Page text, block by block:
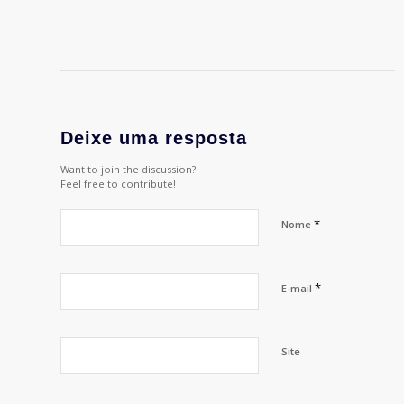
Deixe uma resposta
Want to join the discussion?
Feel free to contribute!
Nome *
E-mail *
Site